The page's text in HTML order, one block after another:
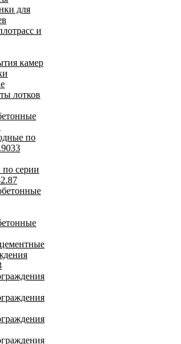
для
и
камер
лотков
по
серии